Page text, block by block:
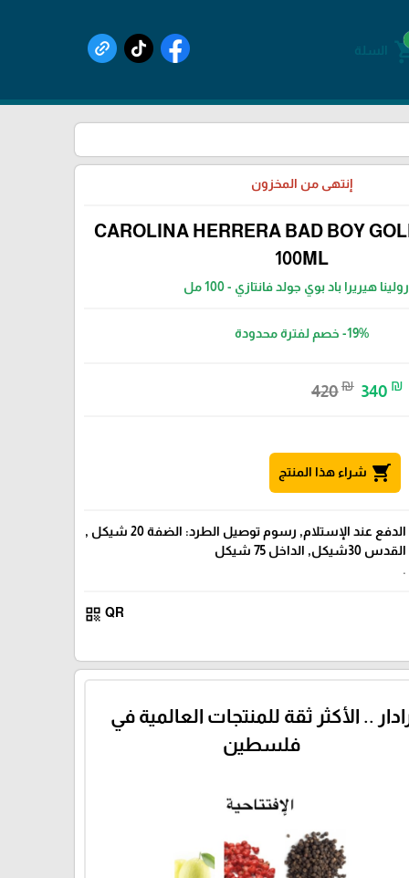
السلة
إنتهى من المخزون
CAROLINA HERRERA BAD BOY
100ML
هيريرا باد بوي جولد فانتازي - 100 مل
-19% خصم لفترة محدودة
420₪ 340 ₪
shopping_cart شراء هذا المنتج
الدفع عند الإستلام, رسوم توصيل الطرد: الضفة 20 شيكل ,
القدس 30شيكل, الداخل 75 شيكل
.
QR
qr_code
.. الأكثر ثقة للمنتجات العالمية في
فلسطين